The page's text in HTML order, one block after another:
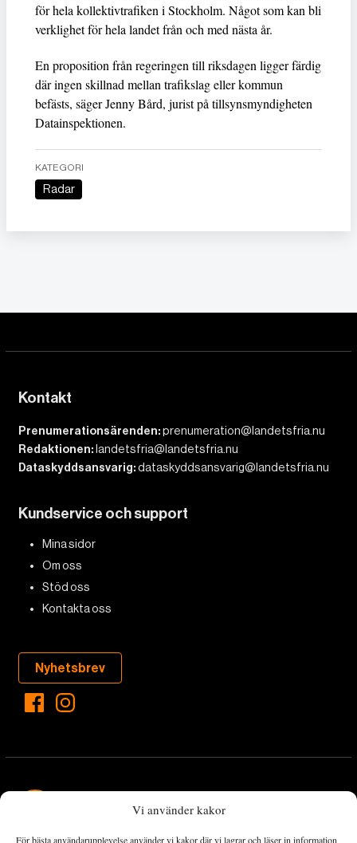
Vi använder kakor
För bästa användarupplevelse använder vi kakor där vi lagrar och läser in information
för hela kollektivtrafiken i Stockholm. Något som kan bli
verklighet för hela landet från och med nästa år.
En proposition från regeringen till riksdagen ligger färdig
där ingen skillnad mellan trafikslag eller kommun
befästs, säger Jenny Bård, jurist på tillsynsmyndigheten
Datainspektionen.
KATEGORI
Radar
Kontakt
Prenumerationsärenden:prenumeration@landetsfria.nu
Redaktionen: landetsfria@landetsfria.nu
Dataskyddsansvarig:dataskyddsansvarig@landetsfria.nu
Kundservice och support
Mina sidor
Om oss
Stöd oss
Kontakta oss
Nyhetsbrev